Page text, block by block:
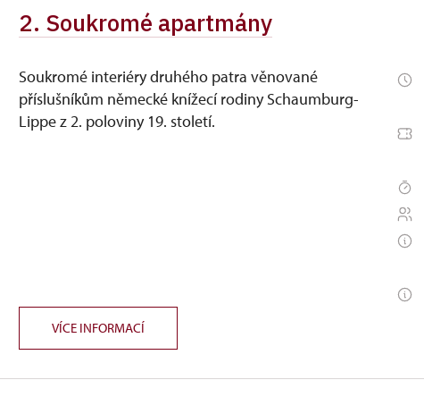
2. Soukromé apartmány
Soukromé interiéry druhého patra věnované
příslušníkům německé knížecí rodiny Schaumburg-
Lippe z 2. poloviny 19. století.
VÍCE INFORMACÍ